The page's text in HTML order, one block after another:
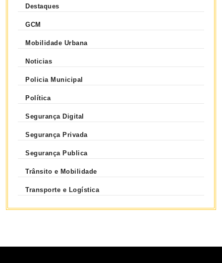
Destaques
GCM
Mobilidade Urbana
Noticias
Policia Municipal
Política
Segurança Digital
Segurança Privada
Segurança Publica
Trânsito e Mobilidade
Transporte e Logística